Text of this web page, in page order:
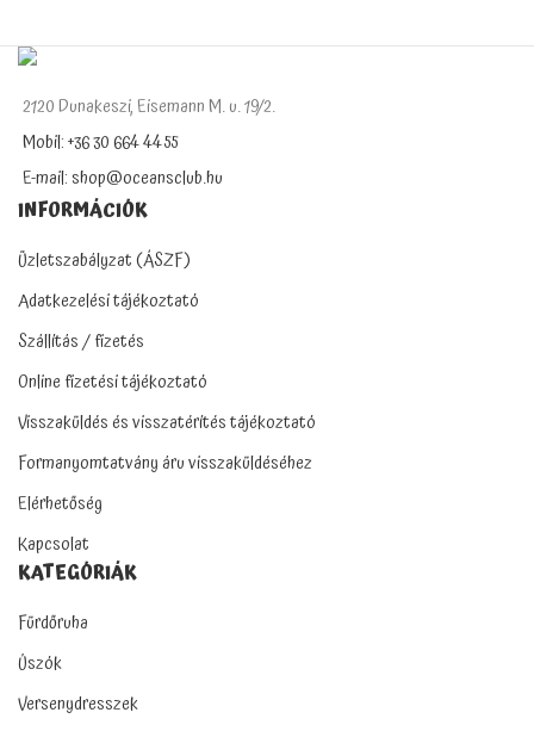
2120 Dunakeszi, Eisemann M. u. 19/2.
Mobil: +36 30 664 4455
E-mail: shop@oceansclub.hu
INFORMÁCIÓK
Üzletszabályzat (ÁSZF)
Adatkezelési tájékoztató
Szállítás / fizetés
Online fizetési tájékoztató
Visszaküldés és visszatérítés tájékoztató
Formanyomtatvány áru visszaküldéséhez
Elérhetőség
Kapcsolat
KATEGÓRIÁK
Fürdőruha
Úszók
Versenydresszek